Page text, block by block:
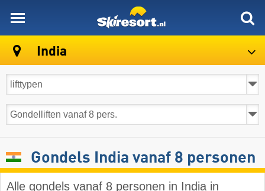
India
Gondels India vanaf 8 personen
Alle gondels vanaf 8 personen in India in